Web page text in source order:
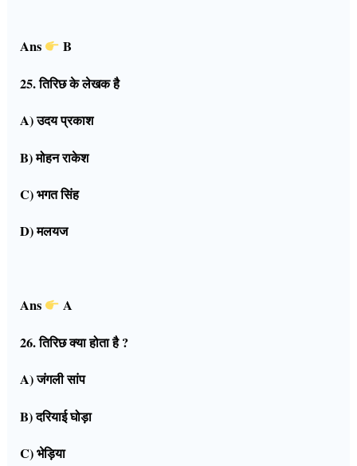
Ans
B
25. तिरिछ के लेखक है
A) उदय प्रकाश
B) मोहन राकेश
C) भगत सिंह
D) मलयज
Ans
A
26. तिरिछ क्या होता है ?
A) जंगली सांप
B) दरियाई घोड़ा
C) भेड़िया